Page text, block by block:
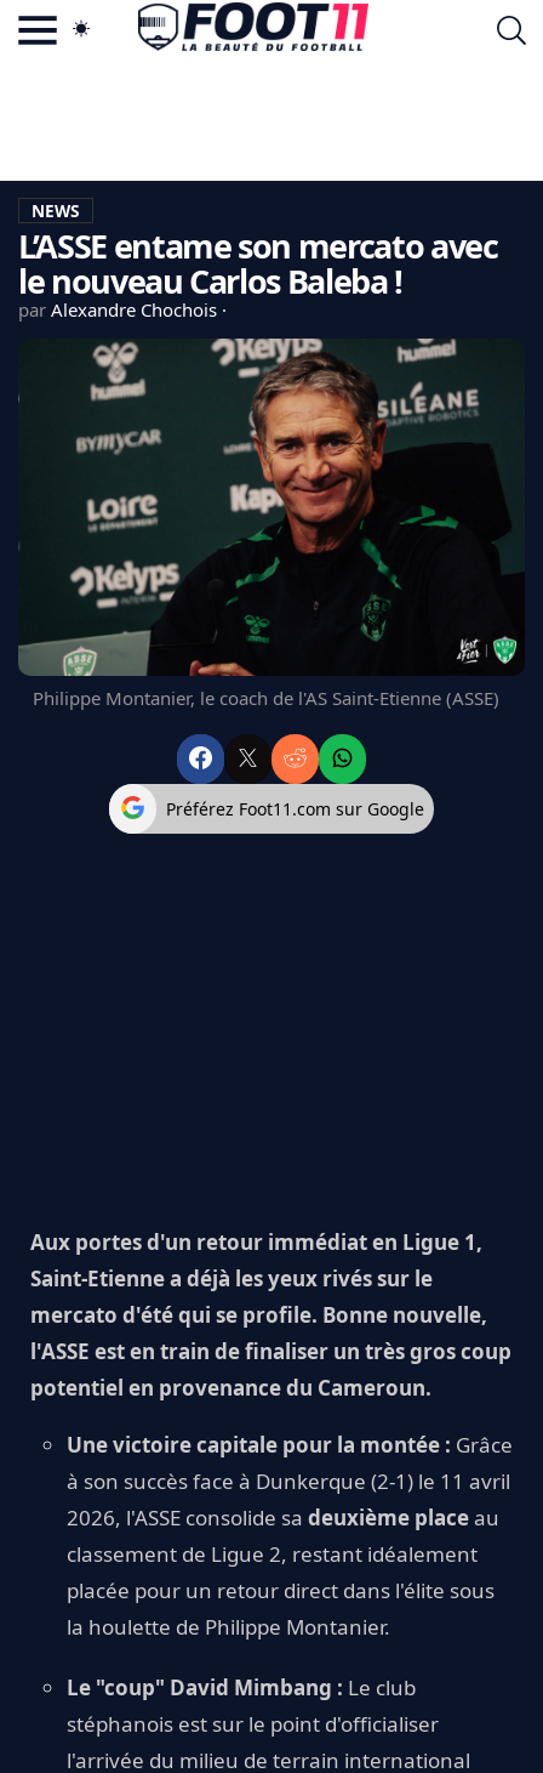
LA CHARTE
VIE PRIVÉE
CGU
CONTACTEZ-NOUS
MERCATO
LIGUE 1
FC BARCELONE
MANCHESTER UNITED
ARSENAL
BAYERN
L'AVIS DE LA RÉDAC'
NEWS
L’ASSE entame son mercato avec
le nouveau Carlos Baleba !
par Alexandre Chochois
Philippe Montanier, le coach de l'AS Saint-Etienne (ASSE)
Préférez Foot11.com sur Google
Aux portes d'un retour immédiat en Ligue 1,
Saint-Etienne a déjà les yeux rivés sur le
mercato d'été qui se profile. Bonne nouvelle,
l'ASSE est en train de finaliser un très gros coup
potentiel en provenance du Cameroun.
Une victoire capitale pour la montée : Grâce
à son succès face à Dunkerque (2-1) le 11 avril
2026, l'ASSE consolide sa deuxième placeau
classement de Ligue 2, restant idéalement
placée pour un retour direct dans l'élite sous
la houlette de Philippe Montanier.
Le "coup" David Mimbang : Le club
stéphanois est sur le point d'officialiser
l'arrivée du milieu de terrain international